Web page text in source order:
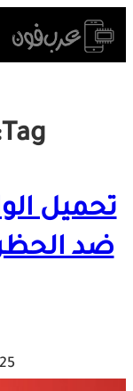
Skip
to
Tag:
تحميل
25 مارس، 2020